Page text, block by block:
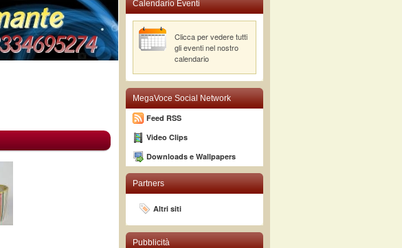
Calendario Eventi
Clicca per vedere tutti
gli eventi nel nostro
calendario
MegaVoce Social Network
Feed RSS
Video Clips
Downloads e Wallpapers
Partners
Altri siti
Pubblicità